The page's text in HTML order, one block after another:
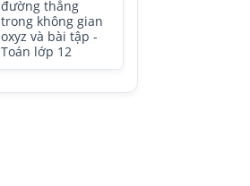
đường thẳng
trong không gian
oxyz và bài tập -
Toán lớp 12